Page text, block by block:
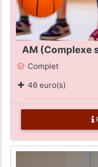
AM (Complexe
Complet
46 euro(s)